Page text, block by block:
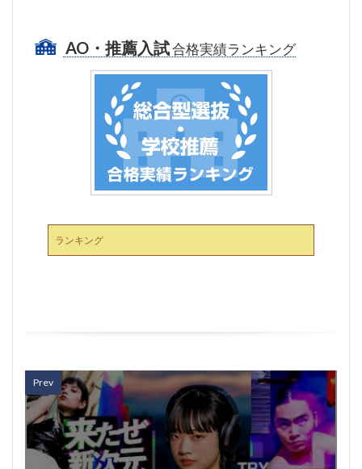
AO・推薦入試合格実績ランキング
ランキング
Prev